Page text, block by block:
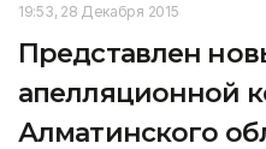
19:53, 28 Декабря 2015
Представлен
апелляционной
Алматинского